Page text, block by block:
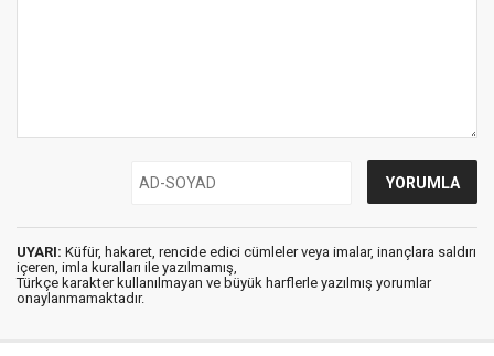
UYARI: Küfür, hakaret, rencide edici cümleler veya imalar, inançlara saldırı
içeren, imla kuralları ile yazılmamış,
Türkçe karakter kullanılmayan ve büyük harflerle yazılmış yorumlar
onaylanmamaktadır.